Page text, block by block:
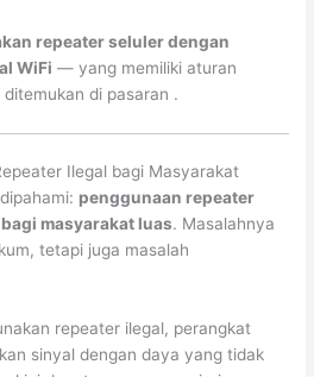
repeater seluler dengan
WiFi — yang memiliki aturan
di pasaran .
Ilegal bagi Masyarakat
penggunaan repeater
masyarakat luas. Masalahnya
tetapi juga masalah
repeater ilegal, perangkat
sinyal dengan daya yang tidak